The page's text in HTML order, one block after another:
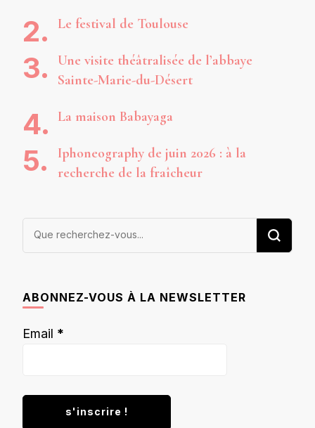
Le festival de Toulouse
Une visite théâtralisée de l’abbaye
Sainte-Marie-du-Désert
La maison Babayaga
Iphoneography de juin 2026 : à la
recherche de la fraîcheur
Vous
ABONNEZ-VOUS À LA NEWSLETTER
Email *